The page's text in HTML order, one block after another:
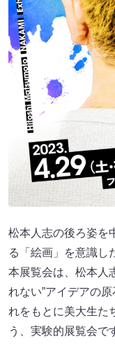
松本人志の後ろ姿を
る「絵画」を意識し
本展覧会は、松本人
れない”アイデアの
れをもとに美大生た
う、実験的展覧会で